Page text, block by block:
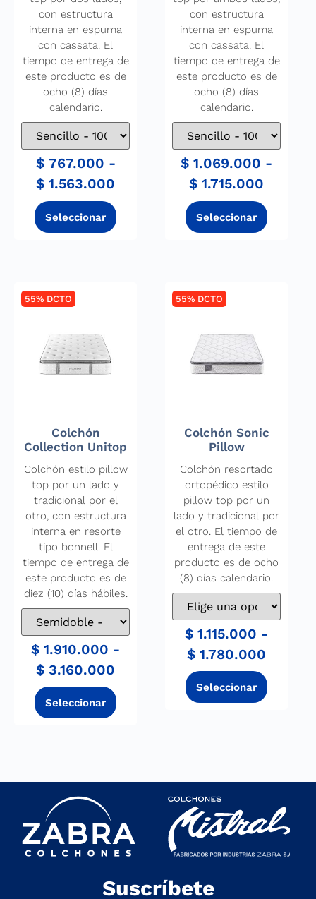
con estructura
interna en espuma
con cassata. El
tiempo de entrega de
este producto es de
ocho (8) días
calendario.
$767.000 -
$ 1.563.000
con estructura
interna en espuma
con cassata. El
tiempo de entrega de
este producto es de
ocho (8) días
calendario.
$ 1.069.000 -
$ 1.715.000
55% DCTO
Colchón
Collection Unitop
Colchón estilo pillow
top por un lado y
tradicional por el
otro, con estructura
interna en resorte
tipo bonnell. El
tiempo de entrega de
este producto es de
diez (10) días hábiles.
$ 1.910.000 -
$ 3.160.000
55% DCTO
Colchón Sonic
Pillow
Colchón resortado
ortopédico estilo
pillow top por un
lado y tradicional por
el otro. El tiempo de
entrega de este
producto es de ocho
(8) días calendario.
$ 1.115.000 -
$ 1.780.000
Suscríbete